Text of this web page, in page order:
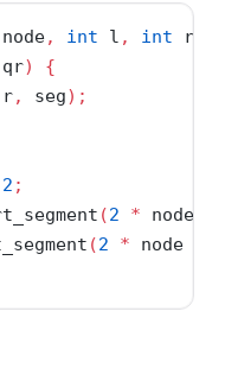
node, int l , int r
qr)
{
r, seg);
2 ;
(2 * node
(2 * node